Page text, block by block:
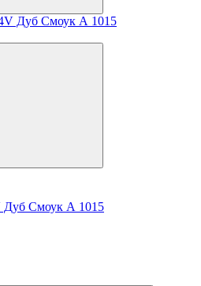
Дуб Смоук А 1015